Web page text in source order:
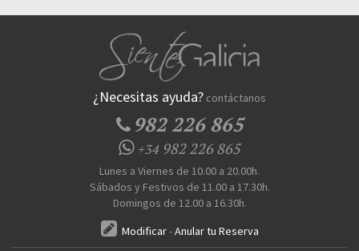
¿Necesitas ayuda? contáctanos
982 226 865
+34982 226 865
Lunes a Viernes de 10.00 a 20.00h.
Sábados y Festivos de 11.00 a 17.30h.
Domingos de 12.00 a 16.30h.
Modificar-Anular tu Reserva